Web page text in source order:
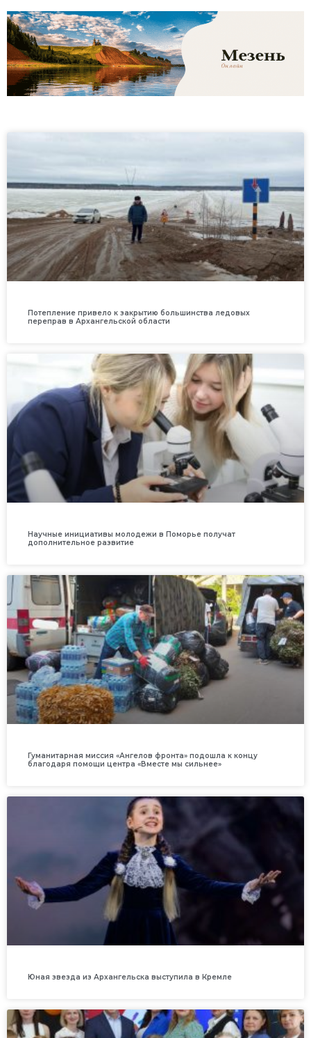
Потепление привело к закрытию большинства ледовых
переправ в Архангельской области
Научные инициативы молодежи в Поморье получат
дополнительное развитие
Гуманитарная миссия «Ангелов фронта» подошла к концу
благодаря помощи центра «Вместе мы сильнее»
Юная звезда из Архангельска выступила в Кремле